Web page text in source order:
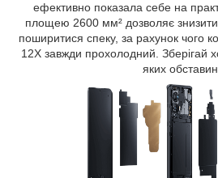
ефективно показала себе на
площею 2600 мм² дозволяє
поширитися спеку, за рахунок чого
12X завжди прохолодний. Зберігай
яких